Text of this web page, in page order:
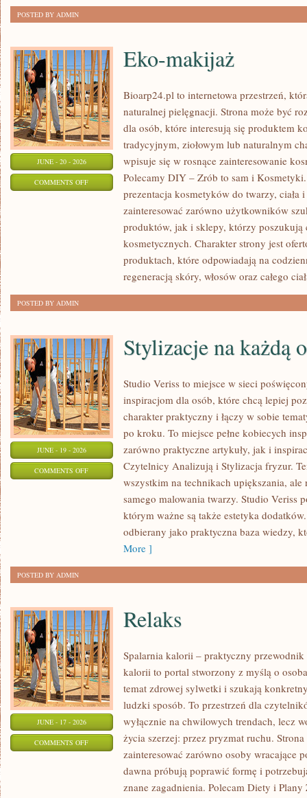
POSTED BY ADMIN
JUNE - 20 - 2026
COMMENTS OFFON
Eko-makijaż
Bioarp24.pl to internetowa przestrzeń,
naturalnej pielęgnacji. Strona może być
dla osób, które interesują się produktem
tradycyjnym, ziołowym lub naturalnym
wpisuje się w rosnące zainteresowanie
Polecamy DIY – Zrób to sam i
prezentacja kosmetyków do twarzy, ciała
zainteresować zarówno użytkowników
produktów, jak i sklepy, którzy poszukują
kosmetycznych. Charakter strony jest
produktach, które odpowiadają na
regeneracją skóry, włosów oraz całego
POSTED BY ADMIN
JUNE - 19 - 2026
COMMENTS OFFON
STYLIZACJE
Stylizacje na każdą
Studio Veriss to miejsce w sieci
inspiracjom dla osób, które chcą lepiej
charakter praktyczny i łączy w sobie
po kroku. To miejsce pełne kobiecych
zarówno praktyczne artykuły, jak i
Czytelnicy Analizują i Stylizacja fryzur.
wszystkim na technikach upiększania, ale
samego malowania twarzy. Studio Veriss
którym ważne są także estetyka
odbierany jako praktyczna baza wiedzy,
More ]
POSTED BY ADMIN
JUNE - 17 - 2026
COMMENTS OFFON
Relaks
Spalarnia kalorii – praktyczny
kalorii to portal stworzony z myślą o
temat zdrowej sylwetki i szukają
ludzki sposób. To przestrzeń dla
wyłącznie na chwilowych trendach, lecz
życia szerzej: przez pryzmat ruchu.
zainteresować zarówno osoby wracające
dawna próbują poprawić formę i
znane zagadnienia. Polecam Diety i